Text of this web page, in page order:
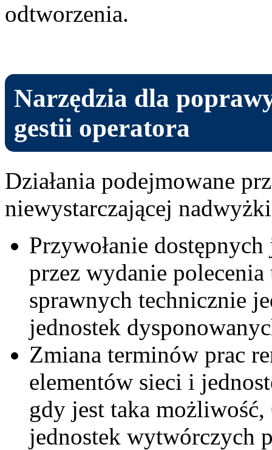
odtworzenia.
Narzędzia dla
gestii operatora
Działania podejmowane
niewystarczającej
Przywołanie
przez wydanie
sprawnych technicznie
jednostek
Zmiana terminów prac
elementów sieci i
gdy jest taka
jednostek wytwórczych